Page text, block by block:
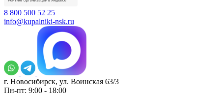
8 800 500 52 25
info@kupalniki-nsk.ru
г. Новосибирск, ул. Воинская 63/3
Пн-пт: 9:00 - 18:00